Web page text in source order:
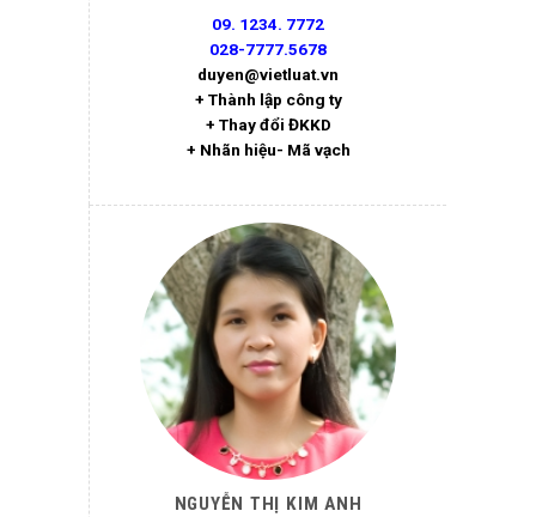
09. 1234. 7772
028-7777.5678
duyen@vietluat.vn
+ Thành lập công ty
+ Thay đổi ĐKKD
+ Nhãn hiệu- Mã vạch
NGUYỄN THỊ KIM ANH